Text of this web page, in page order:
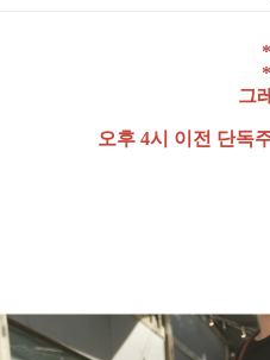
*
*
그
오후 4시 이전 단독